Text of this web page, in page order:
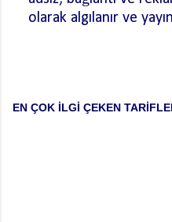
Y
G
olarak algılanır ve
EN ÇOK İLGİ ÇEKEN